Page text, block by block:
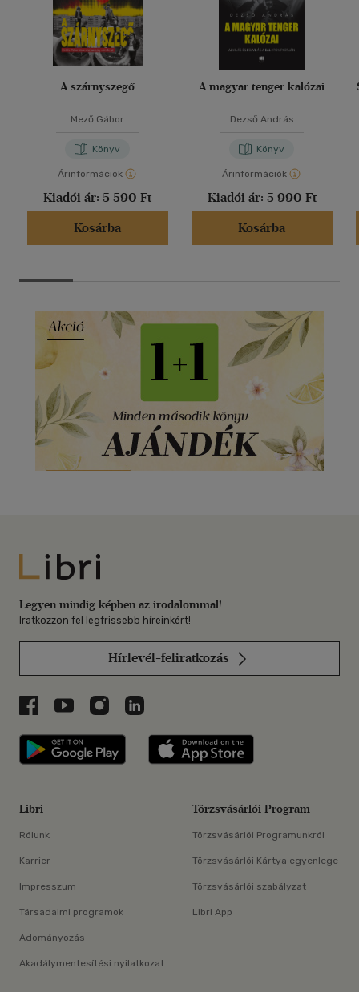
A szárnyszegő
Mező Gábor
Könyv
Árinformációk
Kiadói ár: 5 590 Ft
Kosárba
A magyar tenger kalózai
Dezső András
Könyv
Árinformációk
Kiadói ár: 5 990 Ft
Kosárba
Libri
Legyen mindig képben az irodalommal!
Iratkozzon fel legfrissebb híreinkért!
Hírlevél-feliratkozás
Libri a Facebookon
Libri a Youtube-on
Libri az Instagramon
Libri a LinkedInen
Libri applikáció Szerezd meg: Google
Libri
Rólunk
Karrier
Impresszum
Társadalmi programok
Adományozás
Akadálymentesítési nyilatkozat
Törzsvásárlói Program
Törzsvásárlói Programunkról
Törzsvásárlói Kártya egyenlege
Törzsvásárlói szabályzat
Libri App